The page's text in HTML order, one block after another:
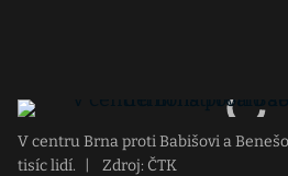
V centru Brna proti Babišovi a
tisíc lidí.
Zdroj: ČTK